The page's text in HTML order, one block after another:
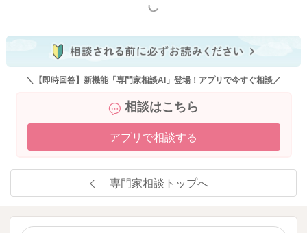
もっと見る
＼【即時回答】新機能「専門家相談AI」登場！アプリで今すぐ相談／
相談はこちら
アプリで相談する
専門家相談トップへ